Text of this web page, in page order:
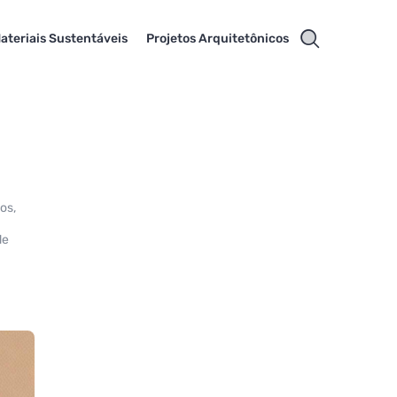
Sustentáveis Projetos Arquitetônicos